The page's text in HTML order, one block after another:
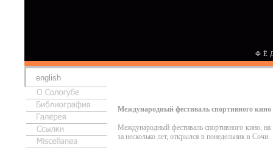
english
Международный фестиваль спортивного
Международный фестиваль спортивного кино,
за несколько лет, открылся в понедельник в Сочи.